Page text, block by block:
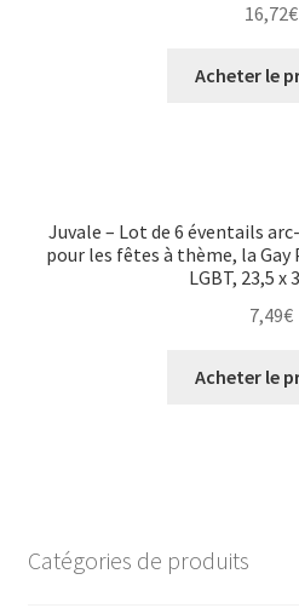
16,72€
Acheter le
Juvale – Lot de 6 éventails
pour les fêtes à thème, la Gay
LGBT, 23,5 x
7,49€
Acheter le
Catégories de produits